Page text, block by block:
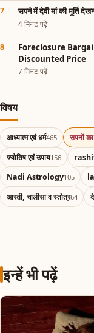
सपने में देवी मां की मूर्ति
4 मिनट पढ़ें
Foreclosure
Discounted Price
7 मिनट पढ़ें
विषय
आध्यात्म एवं धर्म465 सपनों
ज्योतिष एवं उपाय156
Nadi Astrology105
आरती, चालीसा व स्तोत्र64
इन्हें भी पढ़ें